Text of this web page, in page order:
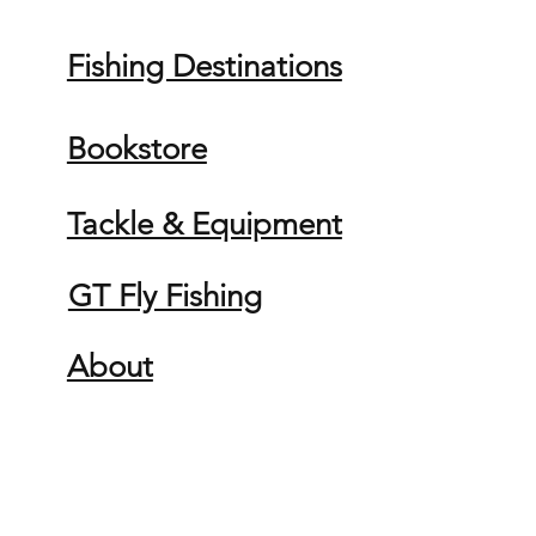
Fishing Destinations
Bookstore
Tackle & Equipment
GT Fly Fishing
About